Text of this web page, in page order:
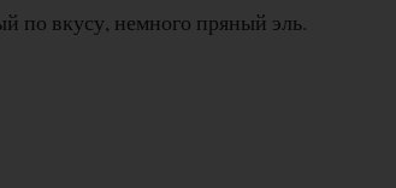
по вкусу, немного пряный эль.